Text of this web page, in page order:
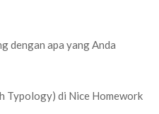
dengan apa yang Anda
Typology) di Nice Homework